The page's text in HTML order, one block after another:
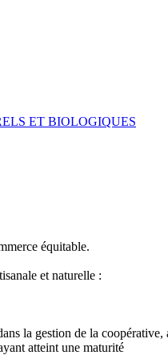
ET BIOLOGIQUES
équitable.
et naturelle :
la gestion de la coopérative,
atteint une maturité